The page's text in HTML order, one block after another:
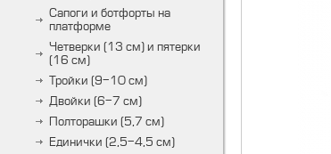
Сапоги и ботфорты на
платформе
Четверки (13 см) и пятерки
(16 см)
Тройки (9-10 см)
Двойки (6-7 см)
Полторашки (5,7 см)
Единички (2,5-4,5 см)